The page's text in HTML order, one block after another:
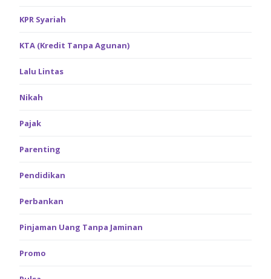
KPR Syariah
KTA (Kredit Tanpa Agunan)
Lalu Lintas
Nikah
Pajak
Parenting
Pendidikan
Perbankan
Pinjaman Uang Tanpa Jaminan
Promo